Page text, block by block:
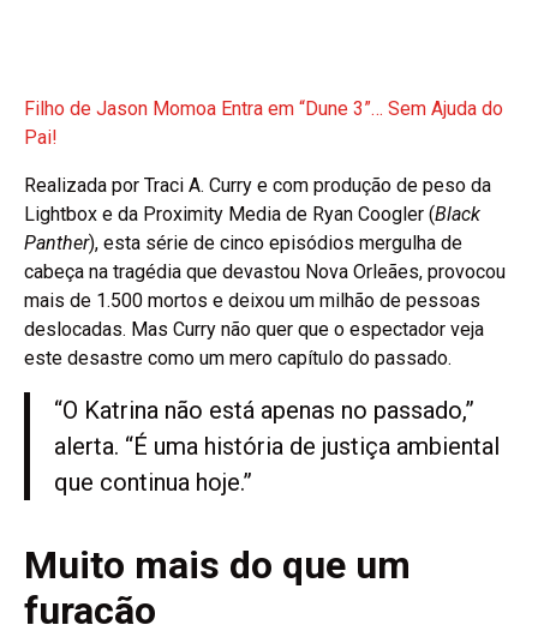
Filho de Jason Momoa Entra em “Dune 3”… Sem Ajuda do
Pai!
Realizada por Traci A. Curry e com produção de peso da
Lightbox e da Proximity Media de Ryan Coogler (Black
Panther), esta série de cinco episódios mergulha de
cabeça na tragédia que devastou Nova Orleães, provocou
mais de 1.500 mortos e deixou um milhão de pessoas
deslocadas. Mas Curry não quer que o espectador veja
este desastre como um mero capítulo do passado.
“O Katrina não está apenas no passado,”
alerta. “É uma história de justiça ambiental
que continua hoje.”
Muito mais do que um
furacão